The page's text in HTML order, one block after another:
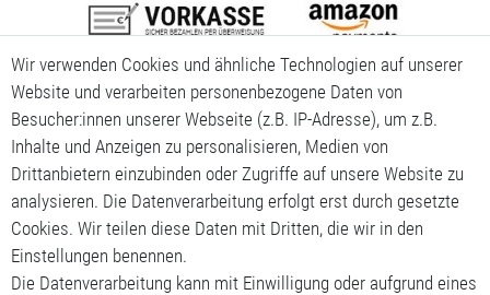
Wir verwenden Cookies und ähnliche Technologien auf unserer
Website und verarbeiten personenbezogene Daten von
Besucher:innen unserer Webseite (z.B. IP-Adresse), um z.B.
Inhalte und Anzeigen zu personalisieren, Medien von
Drittanbietern einzubinden oder Zugriffe auf unsere Website zu
analysieren. Die Datenverarbeitung erfolgt erst durch gesetzte
Cookies. Wir teilen diese Daten mit Dritten, die wir in den
Einstellungen benennen.
Die Datenverarbeitung kann mit Einwilligung oder aufgrund eines